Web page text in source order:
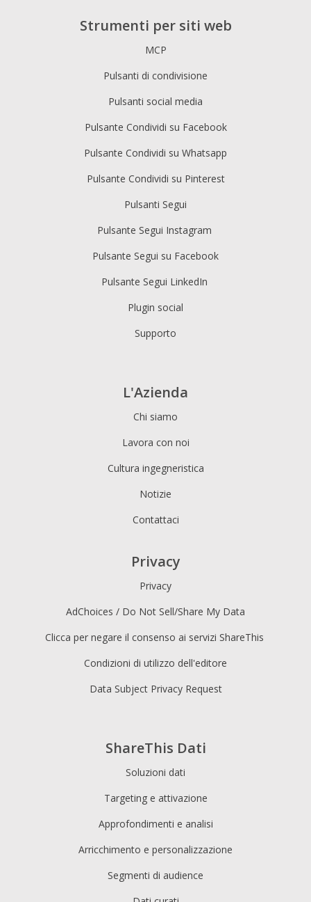
Strumenti per siti web
MCP
Pulsanti di condivisione
Pulsanti social media
Pulsante Condividi su Facebook
Pulsante Condividi su Whatsapp
Pulsante Condividi su Pinterest
Pulsanti Segui
Pulsante Segui Instagram
Pulsante Segui su Facebook
Pulsante Segui LinkedIn
Plugin social
Supporto
ShareThis Dati
Soluzioni dati
Targeting e attivazione
Approfondimenti e analisi
Arricchimento e personalizzazione
Segmenti di audience
L'Azienda
Chi siamo
Lavora con noi
Cultura ingegneristica
Notizie
Contattaci
Privacy
Privacy
AdChoices / Do Not Sell/Share My Data
Clicca per negare il consenso ai servizi ShareThis
Condizioni di utilizzo dell'editore
Data Subject Privacy Request